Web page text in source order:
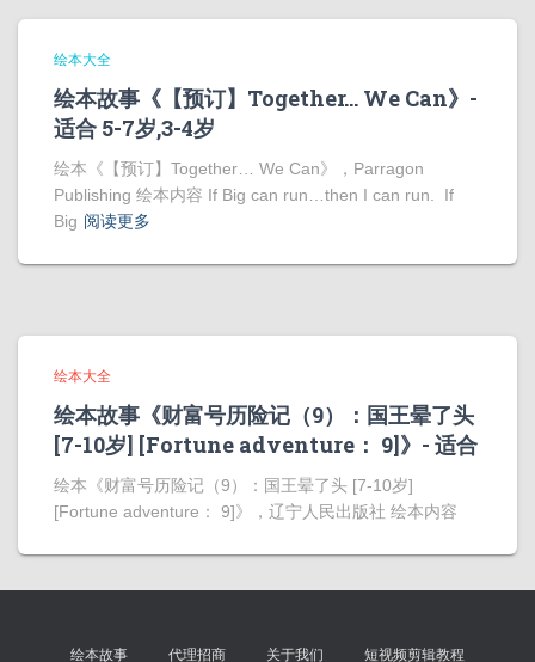
绘本大全
绘本故事《【预订】Together… We Can》-
适合 5-7岁,3-4岁
绘本《【预订】Together… We Can》，Parragon
Publishing 绘本内容 If Big can run…then I can run. If
Big 阅读更多
绘本大全
绘本故事《财富号历险记（9）：国王晕了头
[7-10岁] [Fortune adventure： 9]》- 适合
绘本《财富号历险记（9）：国王晕了头 [7-10岁]
[Fortune adventure： 9]》，辽宁人民出版社 绘本内容
绘本故事 代理招商 关于我们 短视频剪辑教程